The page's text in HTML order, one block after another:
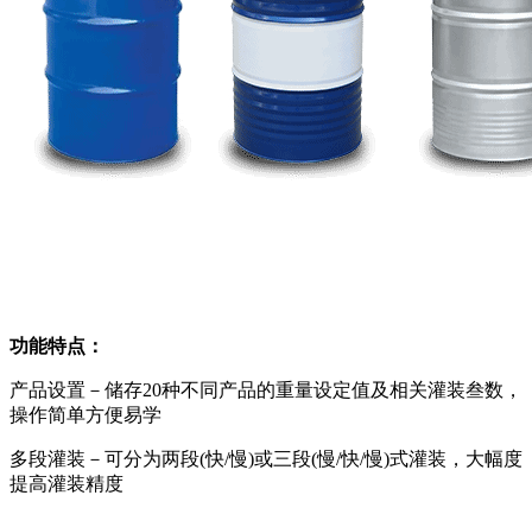
功能特点：
产品设置－储存20种不同产品的重量设定值及相关灌装叁数，
操作简单方便易学
多段灌装－可分为两段(快/慢)或三段(慢/快/慢)式灌装，大幅度
提高灌装精度